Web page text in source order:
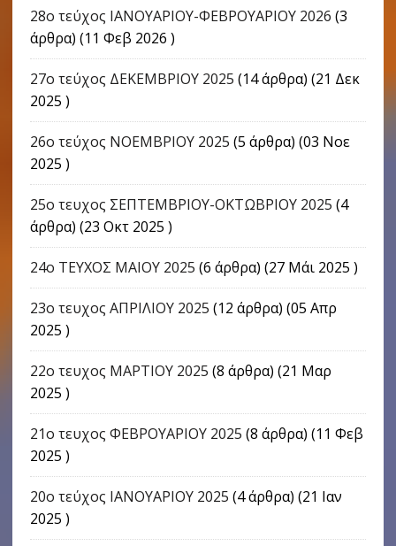
28ο τεύχος ΙΑΝΟΥΑΡΙΟΥ-ΦΕΒΡΟΥΑΡΙΟΥ 2026 (3
άρθρα) (11 Φεβ 2026 )
27ο τεύχος ΔΕΚΕΜΒΡΙΟΥ 2025 (14 άρθρα) (21 Δεκ
2025 )
26ο τεύχος ΝΟΕΜΒΡΙΟΥ 2025 (5 άρθρα) (03 Νοε
2025 )
25ο τευχος ΣΕΠΤΕΜΒΡΙΟΥ-ΟΚΤΩΒΡΙΟΥ 2025 (4
άρθρα) (23 Οκτ 2025 )
24o ΤΕΥΧΟΣ ΜΑΙΟΥ 2025 (6 άρθρα) (27 Μάι 2025 )
23ο τευχος ΑΠΡΙΛΙΟΥ 2025 (12 άρθρα) (05 Απρ
2025 )
22o τευχος ΜΑΡΤΙΟΥ 2025 (8 άρθρα) (21 Μαρ
2025 )
21ο τευχος ΦΕΒΡΟΥΑΡΙΟΥ 2025 (8 άρθρα) (11 Φεβ
2025 )
20ο τεύχος ΙΑΝΟΥΑΡΙΟΥ 2025 (4 άρθρα) (21 Ιαν
2025 )